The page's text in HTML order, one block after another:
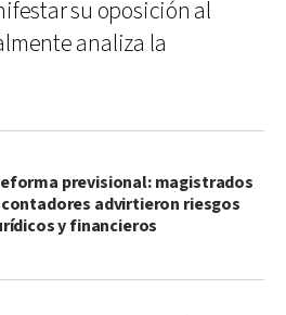
su oposición al
analiza la
previsional: magistrados
advirtieron riesgos
y financieros